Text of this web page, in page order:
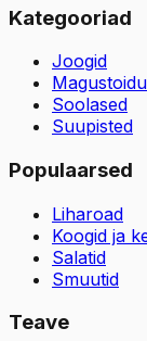
Kategooriad
Joogid
Soolased
Suupisted
Populaarsed
Liharoad
Koogid ja
Salatid
Smuutid
Teave